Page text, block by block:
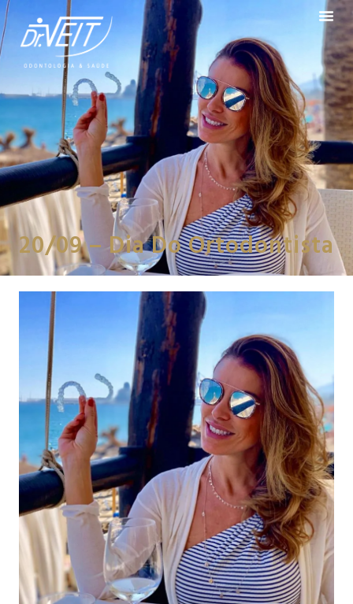
20/09 – Dia Do Ortodontista